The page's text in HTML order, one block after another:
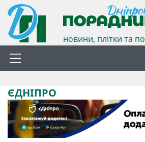
новини, плітки та
ЄДНІПРО